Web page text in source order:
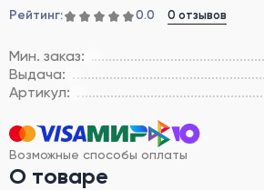
Рейтинг: 0.0 0 отзывов
Мин. заказ:
Выдача:
Артикул:
Возможные способы оплаты
О товаре